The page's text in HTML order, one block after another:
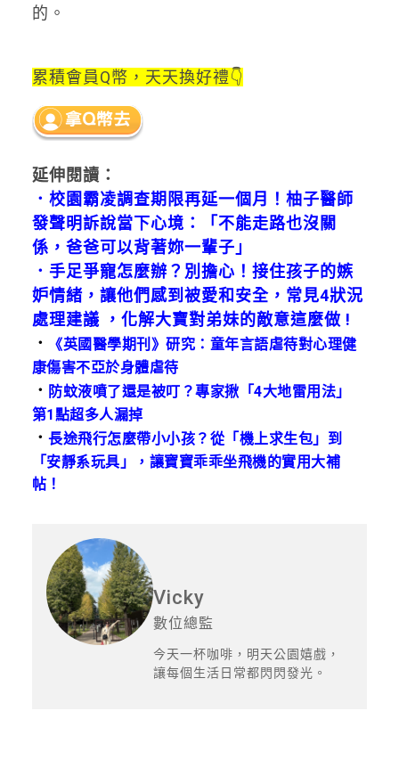
的。
累積會員Q幣，天天換好禮👇
延伸閱讀：
． 校園霸凌調查期限再延一個月！柚子醫師
發聲明訴說當下心境：「不能走路也沒關
係，爸爸可以背著妳一輩子」
． 手足爭寵怎麼辦？別擔心！接住孩子的嫉
妒情緒，讓他們感到被愛和安全，常見4狀況
處理建議 ，化解大寶對弟妹的敵意這麼做 !
．
《英國醫學期刊》研究：童年言語虐待對心理健
康傷害不亞於身體虐待
． 防蚊液噴了還是被叮？專家揪「4大地雷用法」
第1點超多人漏掉
．長途飛行怎麼帶小小孩？從「機上求生包」到
「安靜系玩具」，讓寶寶乖乖坐飛機的實用大補
帖！
Vicky
數位總監
今天一杯咖啡，明天公園嬉戲，
讓每個生活日常都閃閃發光。